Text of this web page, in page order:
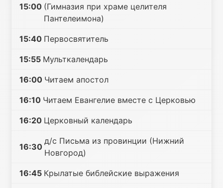
15:00 (Гимназия при храме целителя
Пантелеимона)
15:40 Первосвятитель
15:55 Мульткалендарь
16:00 Читаем апостол
16:10 Читаем Евангелие вместе с Церковью
16:20 Церковный календарь
16:30
д/с Письма из провинции (Нижний
Новгород)
16:45 Крылатые библейские выражения